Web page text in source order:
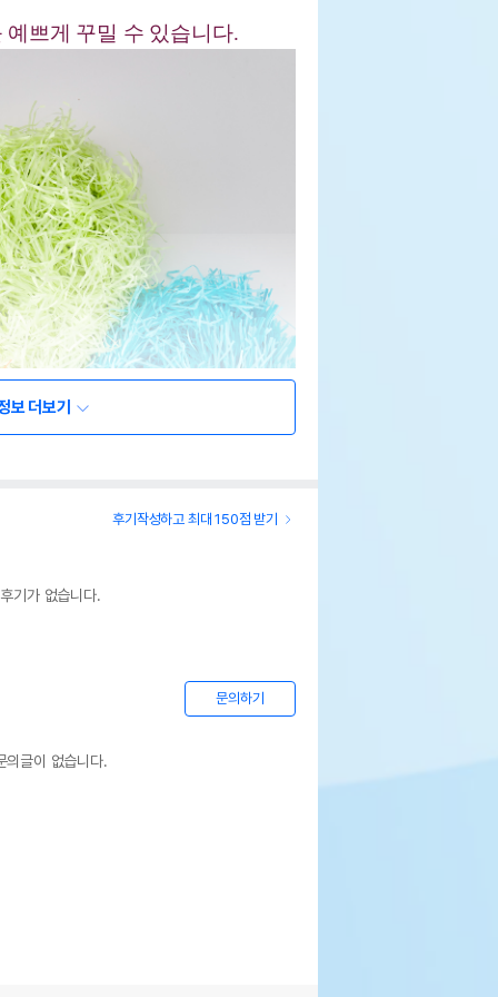
쁘게 꾸밀 수 있습니다.
보 더보기
후기작성하고 최대 150점 받기
기가 없습니다.
문의하기
의글이 없습니다.